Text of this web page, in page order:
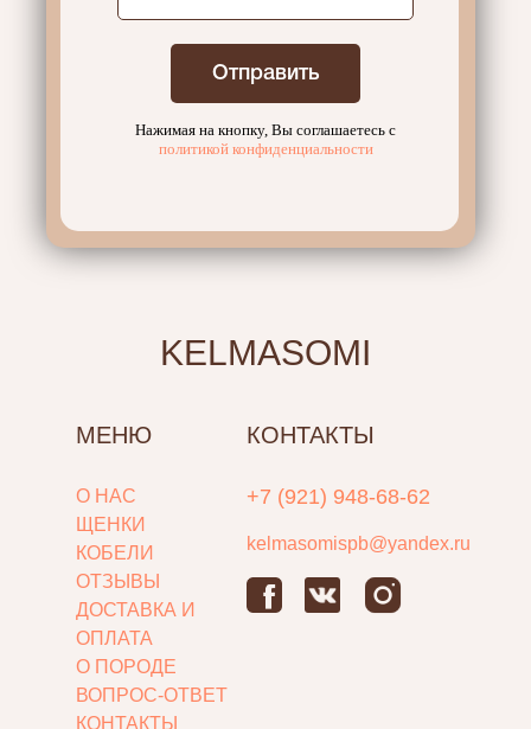
Отправить
Нажимая на кнопку, Вы соглашаетесь с
политикой конфиденциальности
KELMASOMI
МЕНЮ КОНТАКТЫ
+7 (921) 948-68-62
kelmasomispb@yandex.ru
О НАС
ЩЕНКИ
КОБЕЛИ
ОТЗЫВЫ
ДОСТАВКА И
ОПЛАТА
О ПОРОДЕ
ВОПРОС-ОТВЕТ
КОНТАКТЫ